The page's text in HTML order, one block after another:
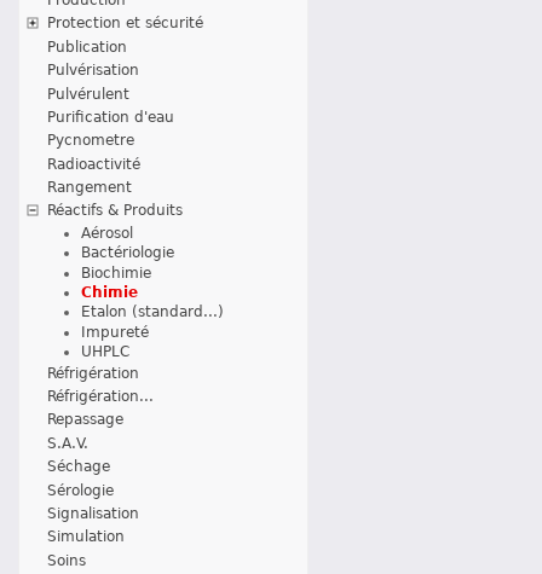
Protection et sécurité
Publication
Pulvérisation
Pulvérulent
Purification d'eau
Pycnometre
Radioactivité
Rangement
Réactifs & Produits
Aérosol
Bactériologie
Biochimie
Chimie
Etalon (standard...)
Impureté
UHPLC
Réfrigération
Réfrigération...
Repassage
S.A.V.
Séchage
Sérologie
Signalisation
Simulation
Soins